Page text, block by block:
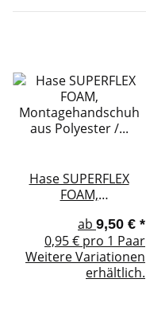
Hase SUPERFLEX
FOAM,
aus Polyester /
Latexschaum, Größe
6-11, Kat. II, EN 388
ab 9,50 € *
0,95 € pro 1 Paar
Weitere Variationen
erhältlich.